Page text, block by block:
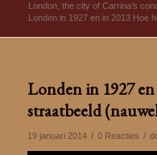
London, the city of Carrina’s
Londen in 1927 en in 2013 Hoe
Londen in 1927
straatbeeld
19 januari 2014 / 0 Reacties /